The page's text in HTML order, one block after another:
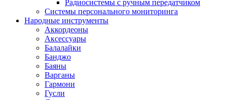
Радиосистемы с ручным передатчиком
Системы персонального мониторинга
Народные инструменты
Аккордеоны
Аксессуары
Балалайки
Банджо
Баяны
Варганы
Гармони
Гусли